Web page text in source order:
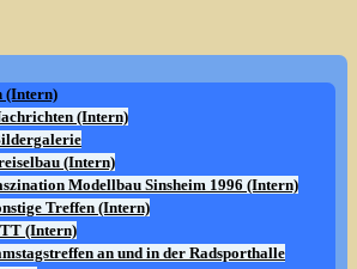
(Intern)
(Intern)
(Intern)
Modellbau Sinsheim 1996 (Intern)
Treffen (Intern)
(Intern)
an und in der Radsporthalle